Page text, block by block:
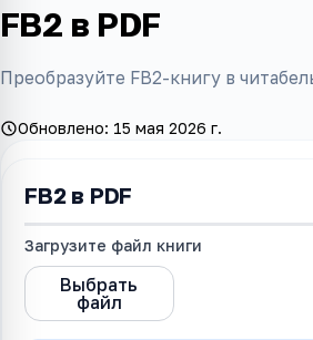
FB2 в PDF
Преобразуйте FB2-книгу в
Обновлено: 15 мая 2026 г.
FB2 в PDF
Загрузите файл книги
Выбрать
файл